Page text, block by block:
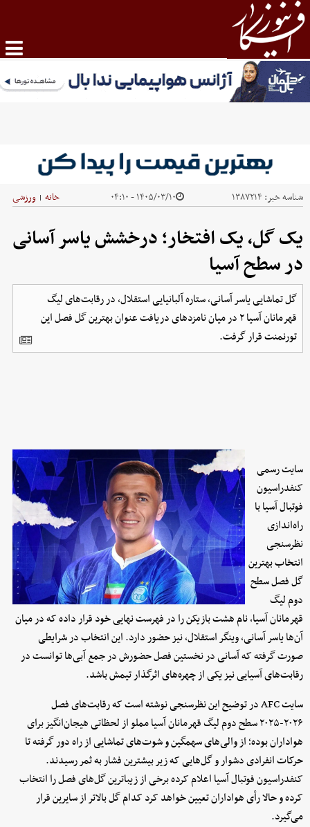
شناسه خبر: ۱۳۸۷۲۱۴ ۱۴۰۵/۰۳/۱۰ - ۰۴:۱۰ خانه | ورزشی
یک گل، یک افتخار؛ درخشش یاسر آسانی
در سطح آسیا
گل تماشایی یاسر آسانی، ستاره آلبانیایی استقلال، در رقابت‌های لیگ
قهرمانان آسیا ۲ در میان نامزدهای دریافت عنوان بهترین گل فصل این
تورنمنت قرار گرفت.
سایت رسمی
کنفدراسیون
فوتبال آسیا با
راه‌اندازی
نظرسنجی
انتخاب بهترین
گل فصل سطح
دوم لیگ
قهرمانان آسیا، نام هشت بازیکن را در فهرست نهایی خود قرار داده که در میان
آن‌ها یاسر آسانی، وینگر استقلال، نیز حضور دارد. این انتخاب در شرایطی
صورت گرفته که آسانی در نخستین فصل حضورش در جمع آبی‌ها توانست در
رقابت‌های آسیایی نیز یکی از چهره‌های اثرگذار تیمش باشد.
سایت AFC در توضیح این نظرسنجی نوشته است که رقابت‌های فصل
۲۰۲۶-۲۰۲۵ سطح دوم لیگ قهرمانان آسیا مملو از لحظاتی هیجان‌انگیز برای
هواداران بوده؛ از والی‌های سهمگین و شوت‌های تماشایی از راه دور گرفته تا
حرکات انفرادی دشوار و گل‌هایی که زیر بیشترین فشار به ثمر رسیدند.
کنفدراسیون فوتبال آسیا اعلام کرده برخی از زیباترین گل‌های فصل را انتخاب
کرده و حالا رأی هواداران تعیین خواهد کرد کدام گل بالاتر از سایرین قرار
می‌گیرد.